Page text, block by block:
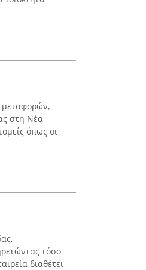
μεταφορών,
στη Νέα
όπως οι
τόσο
διαθέτει